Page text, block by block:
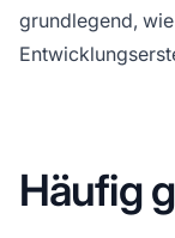
grundlegend,
Häufig